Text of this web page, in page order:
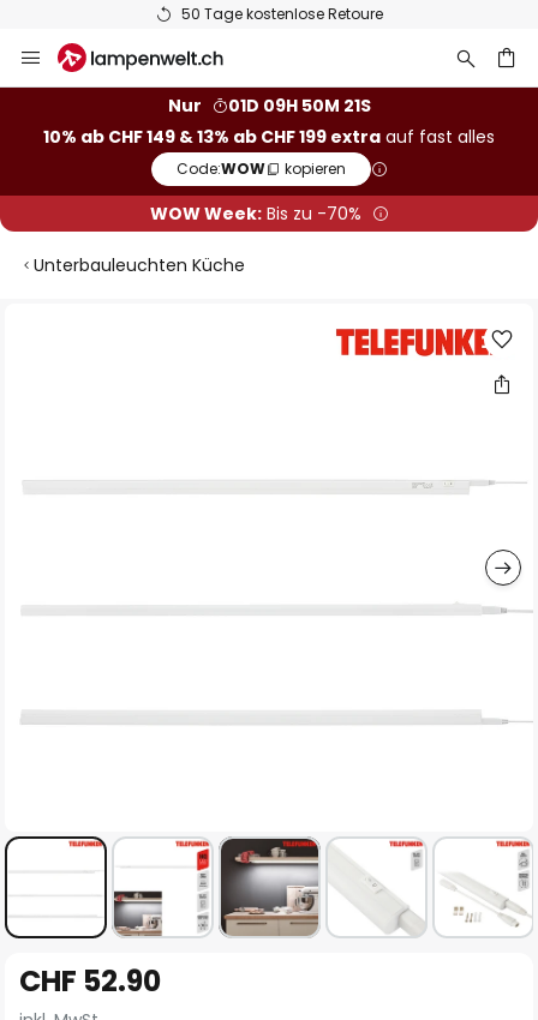
50 Tage kostenlose Retoure
Inhalt
Nur
01D 09H 50M 20S
10% ab CHF 149 & 13% ab CHF 199 extra auf fast alles
Code:WOW kopieren
WOW Week:Bis zu -70%
Unterbauleuchten Küche
Anfang
CHF 52.90